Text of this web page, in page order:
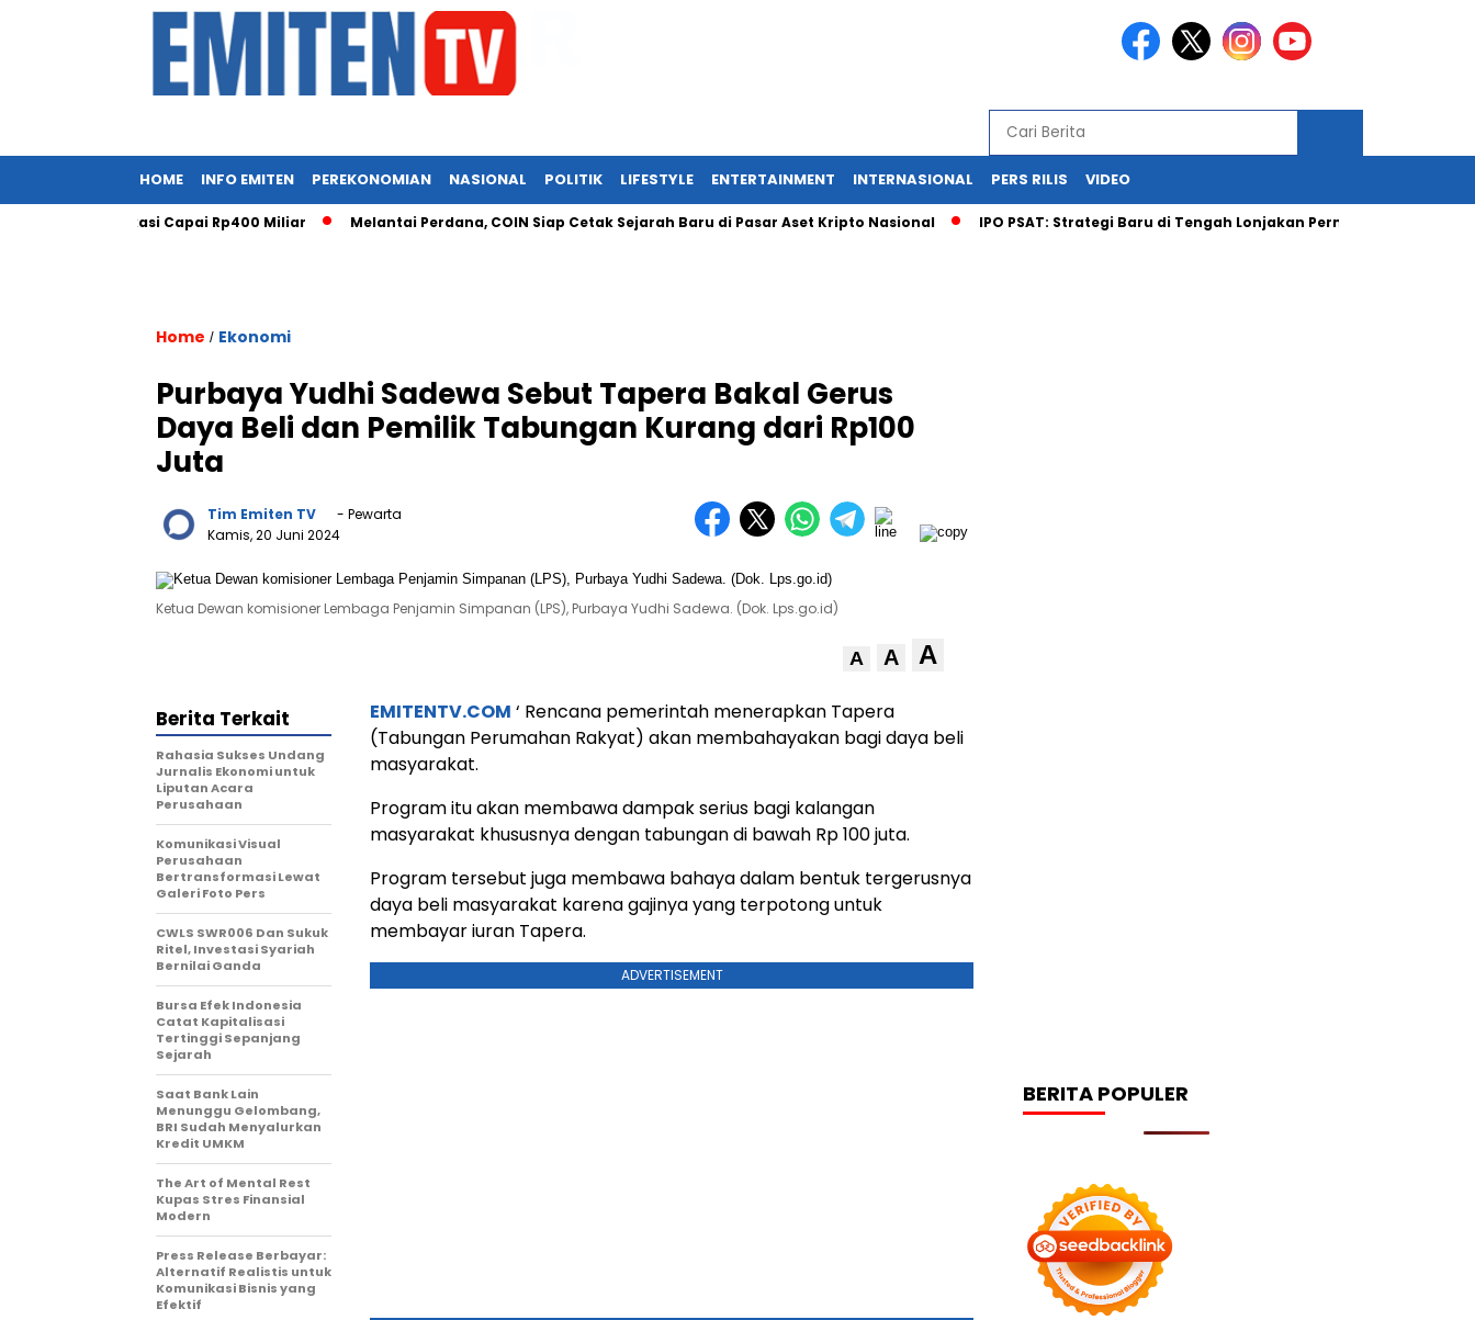
HOME INFO EMITEN PEREKONOMIAN NASIONAL POLITIK LIFESTYLE ENTERTAINMENT INTERNASIONAL PERS RILIS VIDEO
Capai Rp400 Miliar Melantai Perdana, COIN Siap Cetak Sejarah Baru di Pasar Aset Kripto Nasional IPO PSAT: Strategi Baru di Tengah Lonjakan Permintaan Batubara
Home / Ekonomi
Purbaya Yudhi Sadewa Sebut Tapera Bakal Gerus
Daya Beli dan Pemilik Tabungan Kurang dari Rp100
Juta
Tim Emiten TV
- Pewarta
Kamis, 20 Juni 2024
Ketua Dewan komisioner Lembaga Penjamin Simpanan (LPS), Purbaya Yudhi Sadewa. (Dok. Lps.go.id)
A A A
EMITENTV.COM ‘ Rencana pemerintah menerapkan Tapera
(Tabungan Perumahan Rakyat) akan membahayakan bagi daya beli
masyarakat.
Program itu akan membawa dampak serius bagi kalangan
masyarakat khususnya dengan tabungan di bawah Rp 100 juta.
Program tersebut juga membawa bahaya dalam bentuk tergerusnya
daya beli masyarakat karena gajinya yang terpotong untuk
membayar iuran Tapera.
ADVERTISEMENT
Berita Terkait
Rahasia Sukses Undang
Jurnalis Ekonomi untuk
Liputan Acara
Perusahaan
Komunikasi Visual
Perusahaan
Bertransformasi Lewat
Galeri Foto Pers
CWLS SWR006 Dan Sukuk
Ritel, Investasi Syariah
Bernilai Ganda
Bursa Efek Indonesia
Catat Kapitalisasi
Tertinggi Sepanjang
Sejarah
Saat Bank Lain
Menunggu Gelombang,
BRI Sudah Menyalurkan
Kredit UMKM
The Art of Mental Rest
Kupas Stres Finansial
Modern
Press Release Berbayar:
Alternatif Realistis untuk
Komunikasi Bisnis yang
Efektif
BERITA POPULER